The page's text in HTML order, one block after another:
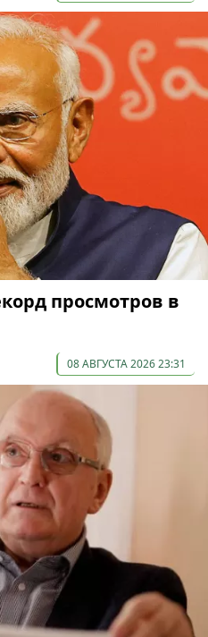
просмотров в
08 АВГУСТА 2026 23:31